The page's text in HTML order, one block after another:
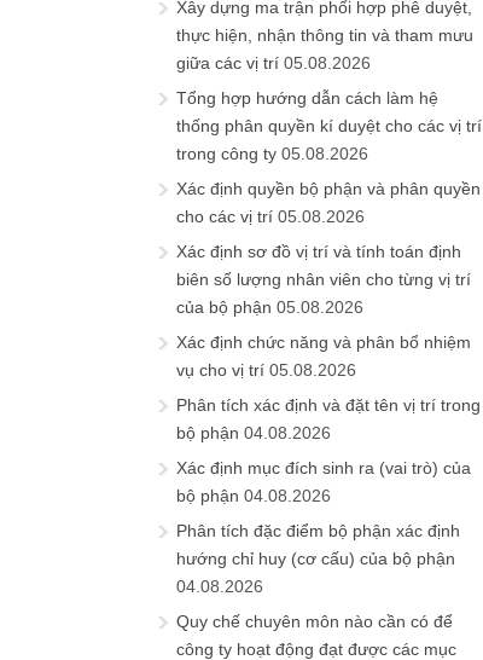
Xây dựng ma trận phối hợp phê duyệt,
thực hiện, nhận thông tin và tham mưu
giữa các vị trí 05.08.2026
Tổng hợp hướng dẫn cách làm hệ
thống phân quyền kí duyệt cho các vị trí
trong công ty 05.08.2026
Xác định quyền bộ phận và phân quyền
cho các vị trí 05.08.2026
Xác định sơ đồ vị trí và tính toán định
biên số lượng nhân viên cho từng vị trí
của bộ phận 05.08.2026
Xác định chức năng và phân bổ nhiệm
vụ cho vị trí 05.08.2026
Phân tích xác định và đặt tên vị trí trong
bộ phận 04.08.2026
Xác định mục đích sinh ra (vai trò) của
bộ phận 04.08.2026
Phân tích đặc điểm bộ phận xác định
hướng chỉ huy (cơ cấu) của bộ phận
04.08.2026
Quy chế chuyên môn nào cần có để
công ty hoạt động đạt được các mục